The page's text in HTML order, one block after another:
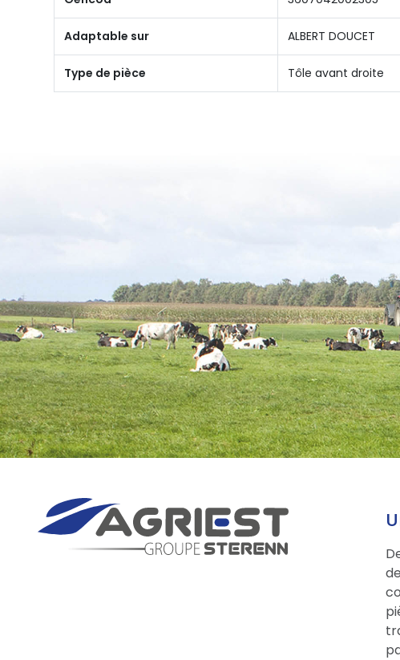
Adaptable sur ALBERT DOUCET
Type de pièce Tôle avant droite